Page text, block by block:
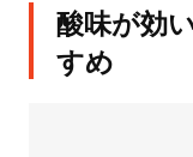
酸味が効
すめ